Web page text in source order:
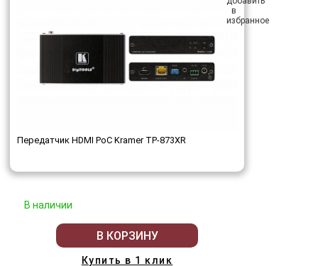
Передатчик HDMI PoC Kramer TP-873XR
В наличии
В КОРЗИНУ
Купить в 1 клик